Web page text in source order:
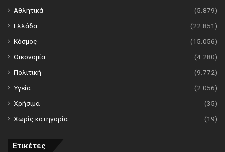
Αθλητικά
(5.879)
Ελλάδα
(22.851)
Κόσμος
(15.056)
Οικονομία
(4.280)
Πολιτική
(9.772)
Υγεία
(2.056)
Χρήσιμα
(35)
Χωρίς κατηγορία
(19)
Ετικέτες